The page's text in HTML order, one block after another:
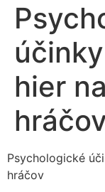
hier
Psychologické
hráčov